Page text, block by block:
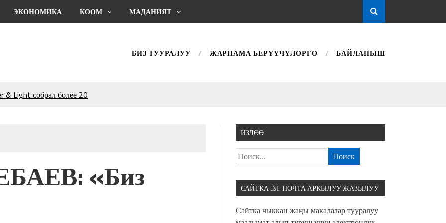
ЭКОНОМИКА КООМ МАДАНИЯТ
БИЗ ТУУРАЛУУ ЖАРНАМА БЕРҮҮЧҮЛӨРГӨ БАЙЛАНЫШ
& Light собрал более 20
шоу
сыймык жана чоң
«Биз
ИЗДӨӨ
САЙТКА ЭЛ. ПОЧТА АРКЫЛУУ ЖАЗЫЛУУ
Сайтка чыккан жаңы макалалар тууралуу